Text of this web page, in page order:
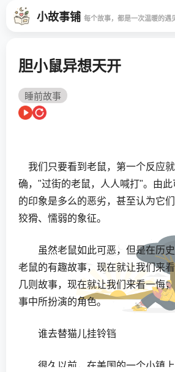
小故事铺 每个故事，都是一次温暖的遇
胆小鼠异想天开
睡前故事
我们只要看到老鼠，第一个反应
确，"过街的老鼠，人人喊打"。由
的印象是多么的恶劣，甚至认为它们
狡猾、懦弱的象征。
虽然老鼠如此可恶，但是在历史
老鼠的有趣故事，现在就让我们来
几则故事，现在就让我们来看一悔
事中所扮演的角色。
谁去替猫儿挂铃铛
很久以前，在美国的一个小镇上